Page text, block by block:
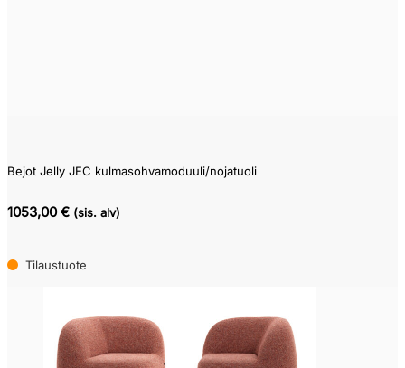
Bejot Jelly JEC kulmasohvamoduuli/nojatuoli
1053,00 € (sis. alv)
Tilaustuote